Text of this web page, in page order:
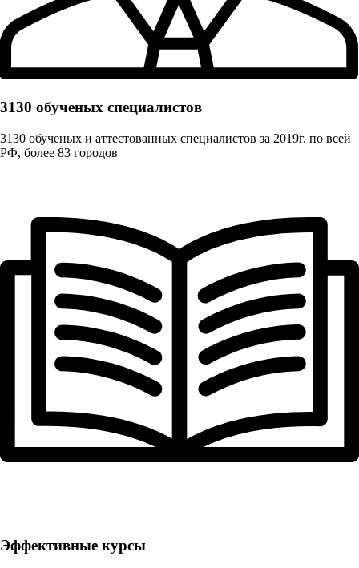
3130 обученых cпециалистов
3130 обученых и аттестованных специалистов за 2019г. по всей
РФ, более 83 городов
Эффективные курсы